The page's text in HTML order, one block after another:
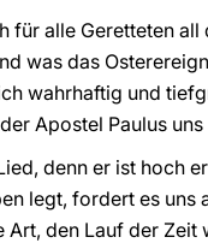
für alle Geretteten
was das
wahrhaftig und
Apostel Paulus
denn er ist hoch
legt, fordert es
Art, den Lauf der